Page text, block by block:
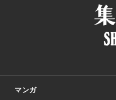
マンガ